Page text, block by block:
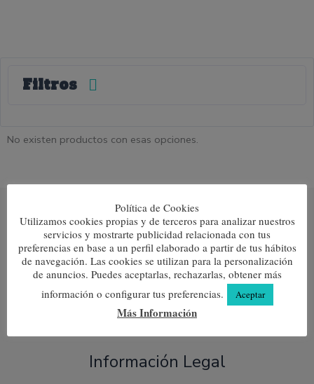
Filtros
No existen productos con esas opciones.
Calcetines para sentirse a gusto. Lanas merinas y algodón
100% con puño antipresión.
Pago 100% seguro
Información Legal
Política de Cookies
Utilizamos cookies propias y de terceros para analizar nuestros
servicios y mostrarte publicidad relacionada con tus
preferencias en base a un perfil elaborado a partir de tus hábitos
de navegación. Las cookies se utilizan para la personalización
de anuncios. Puedes aceptarlas, rechazarlas, obtener más
información o configurar tus preferencias.
Aceptar
Más Información